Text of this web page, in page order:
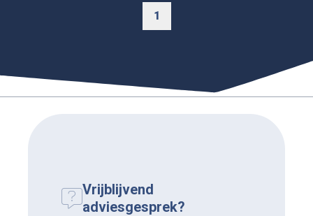
1
Vrijblijvend
adviesgesprek?